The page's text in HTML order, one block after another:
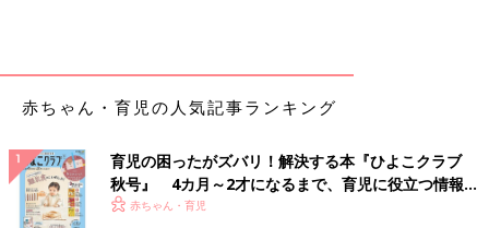
赤ちゃん・育児の人気記事ランキング
育児の困ったがズバリ！解決する本『ひよこクラブ
秋号』 4カ月～2才になるまで、育児に役立つ情報が
いっぱい！
赤ちゃん・育児